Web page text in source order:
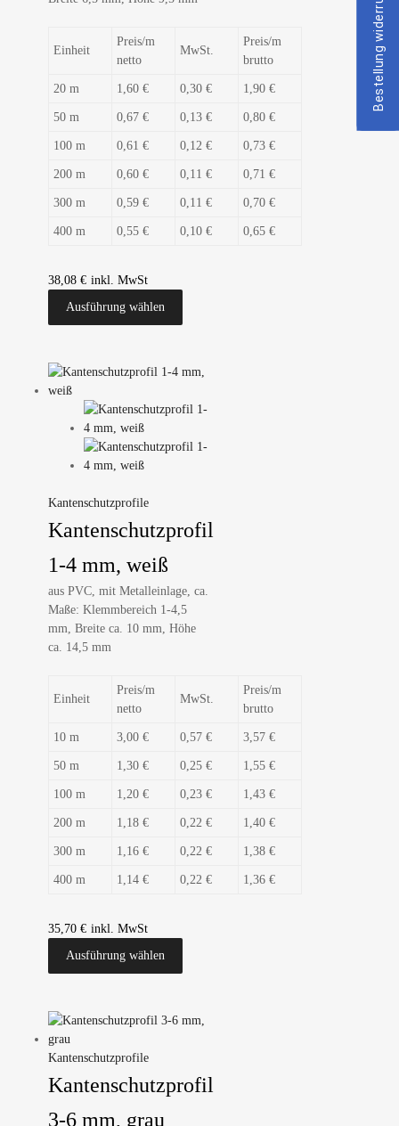
Einheit
Preis/m
netto
MwSt.
Preis/m
brutto
20 m 1,60 € 0,30 € 1,90 €
50 m 0,67 € 0,13 € 0,80 €
100 m 0,61 € 0,12 € 0,73 €
200 m 0,60 € 0,11 € 0,71 €
300 m 0,59 € 0,11 € 0,70 €
400 m 0,55 € 0,10 € 0,65 €
38,08 €
Ausführung wählen
Kantenschutzprofile
Kantenschutzprofil
1-4 mm, weiß
aus PVC, mit Metalleinlage, ca.
Maße: Klemmbereich 1-4,5
mm, Breite ca. 10 mm, Höhe
ca. 14,5 mm
Einheit
Preis/m
netto
MwSt.
Preis/m
brutto
10 m 3,00 € 0,57 € 3,57 €
50 m 1,30 € 0,25 € 1,55 €
100 m 1,20 € 0,23 € 1,43 €
200 m 1,18 € 0,22 € 1,40 €
300 m 1,16 € 0,22 € 1,38 €
400 m 1,14 € 0,22 € 1,36 €
35,70 €
Ausführung wählen
Kantenschutzprofile
Kantenschutzprofil
3-6 mm, grau
Bestellung widerrufen